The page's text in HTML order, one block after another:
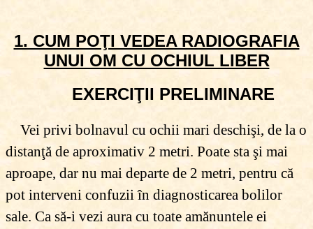
1. CUM POŢI VEDEA RADIOGRAFIA
UNUI OM CU OCHIUL LIBER
EXERCIŢII PRELIMINARE
Vei privi bolnavul cu ochii mari deschişi, de la o
distanţă de aproximativ 2 metri. Poate sta şi mai
aproape, dar nu mai departe de 2 metri, pentru că
pot interveni confuzii în diagnosticarea bolilor
sale. Ca să-i vezi aura cu toate amănuntele ei